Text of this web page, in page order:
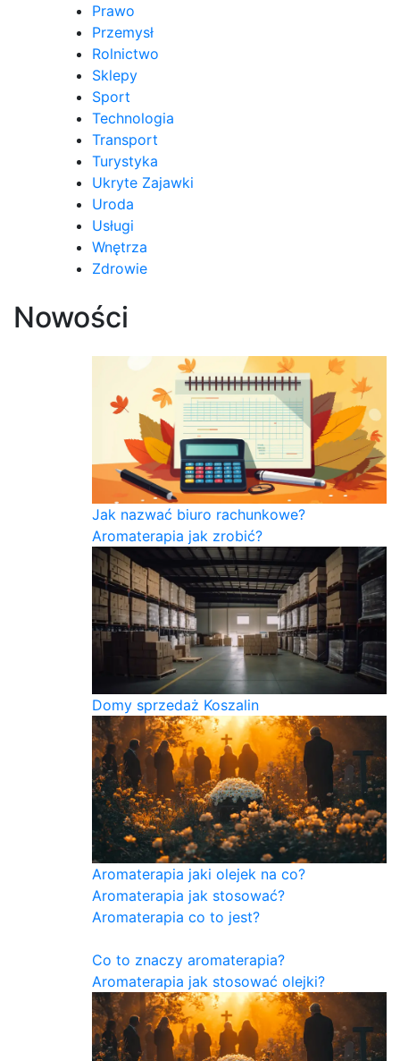
Prawo
Przemysł
Rolnictwo
Sklepy
Sport
Technologia
Transport
Turystyka
Ukryte Zajawki
Uroda
Usługi
Wnętrza
Zdrowie
Nowości
Jak nazwać biuro rachunkowe?
Aromaterapia jak zrobić?
Domy sprzedaż Koszalin
Aromaterapia jaki olejek na co?
Aromaterapia jak stosować?
Aromaterapia co to jest?
Co to znaczy aromaterapia?
Aromaterapia jak stosować olejki?